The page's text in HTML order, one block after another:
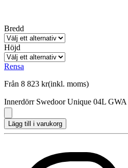
Bredd
Höjd
Rensa
Från 8 823 kr(inkl. moms)
Innerdörr Swedoor Unique 04L GWA
Lägg till i varukorg